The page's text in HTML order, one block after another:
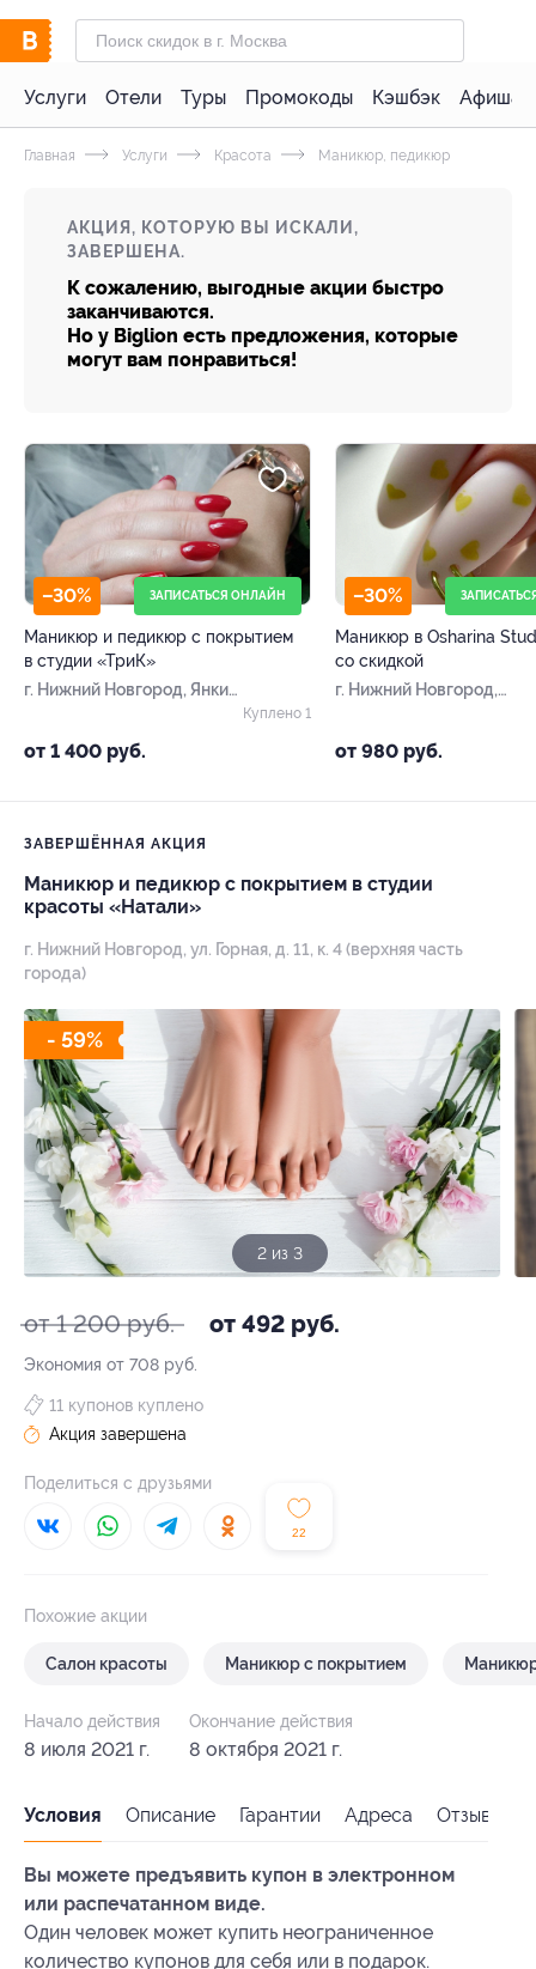
Услуги Отели Туры Промокоды Кэшбэк Афиша
Главная Услуги Красота Маникюр, педикюр
АКЦИЯ, КОТОРУЮ ВЫ ИСКАЛИ,
ЗАВЕРШЕНА.
К сожалению, выгодные акции быстро
заканчиваются.
Но у Biglion есть предложения, которые
могут вам понравиться!
–30% ЗАПИСАТЬСЯ ОНЛАЙН
Маникюр и педикюр с покрытием
в студии «ТриК»
г. Нижний Новгород, Янки
от 1 400 руб.
Куплено 1
–30%
Маникюр в Osharina
со скидкой
г. Нижний Новгород,
от 980 руб.
ЗАВЕРШЁННАЯ АКЦИЯ
Маникюр и педикюр с покрытием в студии
красоты «Натали»
г. Нижний Новгород, ул. Горная, д. 11, к. 4 (верхняя часть
города)
- 59%
3 из 3
от 1 200 руб. от 492 руб.
Экономия от 708 руб.
22
11 купонов куплено
Акция завершена
Поделиться с друзьями
Похожие акции
Салон красоты Маникюр с покрытием
Начало действия
8 июля 2021 г.
Окончание действия
8 октября 2021 г.
Условия Описание Гарантии Адреса Отзывы
Вы можете предъявить купон в электронном
или распечатанном виде.
Один человек может купить неограниченное
количество купонов для себя или в подарок.